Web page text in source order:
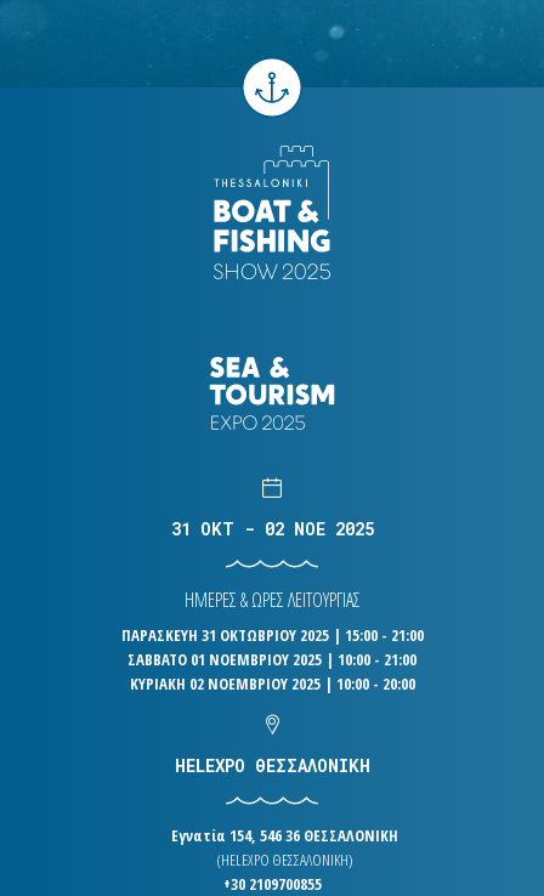
31 OKT - 02 NOE 2025
ΗΜΕΡΕΣ & ΩΡΕΣ ΛΕΙΤΟΥΡΓΙΑΣ
ΠΑΡΑΣΚΕΥΗ 31 ΟΚΤΩΒΡΙΟΥ 2025 | 15:00 - 21:00
ΣΑΒΒΑΤΟ 01 ΝΟΕΜΒΡΙΟΥ 2025 | 10:00 - 21:00
ΚΥΡΙΑΚΗ 02 ΝΟΕΜΒΡΙΟΥ 2025 | 10:00 - 20:00
HELEXPO ΘΕΣΣΑΛΟΝΙΚΗ
Εγνατία 154, 546 36 ΘΕΣΣΑΛΟΝΙΚΗ
(HELEXPO ΘΕΣΣΑΛΟΝΙΚΗ)
+30 2109700855